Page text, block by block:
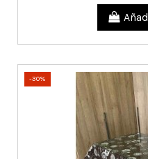
-30%